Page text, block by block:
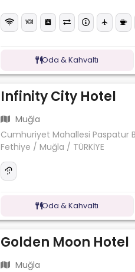
Oda & Kahvaltı
Infinity City Hotel
Muğla
Cumhuriyet Mahallesi Paspatur
Fethiye / Muğla / TÜRKİYE
Oda & Kahvaltı
Golden Moon Hotel
Muğla